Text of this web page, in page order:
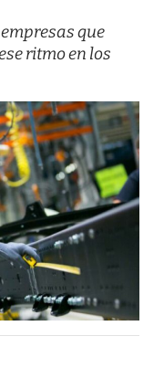
que
ritmo en los